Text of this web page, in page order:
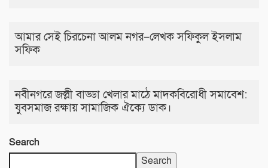
আমার সেই চিরচেনা আলম নগর–লেখক সফিকুল ইসলাম
সফিক
নবীনগরে জল্লী বাড্ডা খেলার মাঠে মাদকবিরোধী সমাবেশ:
যুবসমাজ রক্ষায় সামাজিক ঐক্যে ডাক।
Search
Search